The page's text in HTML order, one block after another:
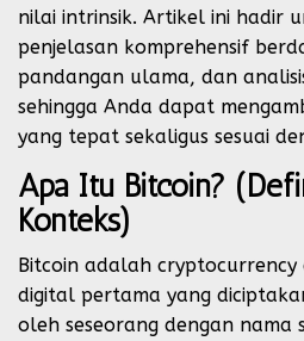
nilai intrinsik. Artikel ini hadir
penjelasan komprehensif
pandangan ulama, dan
sehingga Anda dapat
yang tepat sekaligus sesuai
Apa Itu Bitcoin?
Konteks)
Bitcoin adalah
digital pertama yang
oleh seseorang dengan nama